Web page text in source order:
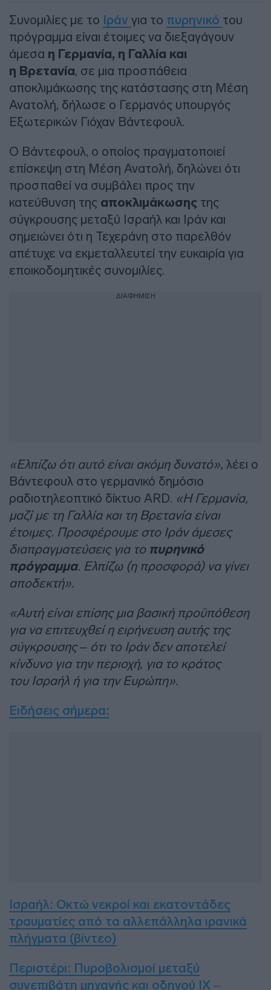
Συνομιλίες με το Ιράν για το πυρηνικό του
πρόγραμμα είναι έτοιμες να διεξαγάγουν
άμεσα η Γερμανία, η Γαλλία και
η Βρετανία, σε μια προσπάθεια
αποκλιμάκωσης της κατάστασης στη Μέση
Ανατολή, δήλωσε ο Γερμανός υπουργός
Εξωτερικών Γιόχαν Βάντεφουλ.
Ο Βάντεφουλ, ο οποίος πραγματοποιεί
επίσκεψη στη Μέση Ανατολή, δηλώνει ότι
προσπαθεί να συμβάλει προς την
κατεύθυνση της αποκλιμάκωσης της
σύγκρουσης μεταξύ Ισραήλ και Ιράν και
σημειώνει ότι η Τεχεράνη στο παρελθόν
απέτυχε να εκμεταλλευτεί την ευκαιρία για
εποικοδομητικές συνομιλίες.
ΔΙΑΦΗΜΙΣΗ
«Ελπίζω ότι αυτό είναι ακόμη δυνατό», λέει ο
Βάντεφουλ στο γερμανικό δημόσιο
ραδιοτηλεοπτικό δίκτυο ARD. «Η Γερμανία,
μαζί με τη Γαλλία και τη Βρετανία είναι
έτοιμες. Προσφέρουμε στο Ιράν άμεσες
διαπραγματεύσεις για τοπυρηνικό
πρόγραμμα. Ελπίζω (η προσφορά) να γίνει
αποδεκτή».
«Αυτή είναι επίσης μια βασική προϋπόθεση
για να επιτευχθεί η ειρήνευση αυτής της
σύγκρουσης – ότι το Ιράν δεν αποτελεί
κίνδυνο για την περιοχή, για το κράτος
του Ισραήλ ή για την Ευρώπη».
Ειδήσεις σήμερα:
Ισραήλ: Οκτώ νεκροί και εκατοντάδες
τραυματίες από τα αλλεπάλληλα ιρανικά
πλήγματα (βίντεο)
Περιστέρι: Πυροβολισμοί μεταξύ
συνεπιβάτη μηχανής και οδηγού ΙΧ –